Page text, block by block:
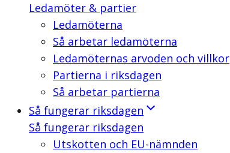
Ledamöter & partier
Ledamöterna
Så arbetar ledamöterna
Ledamöternas arvoden och villkor
Partierna i riksdagen
Så arbetar partierna
Så fungerar riksdagen
Så fungerar riksdagen
Utskotten och EU-nämnden